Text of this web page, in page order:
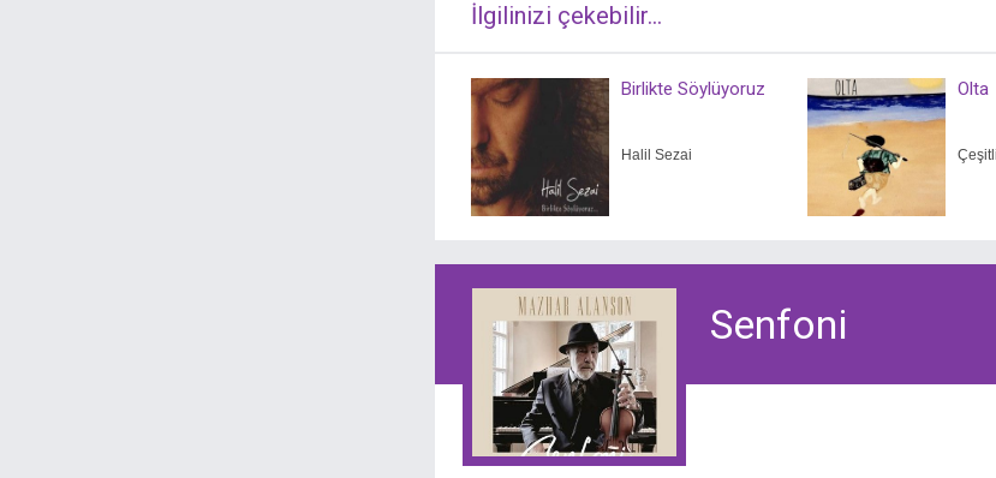
İlgilinizi çekebilir...
Birlikte Söylüyoruz
Halil Sezai
Olta
Senfoni